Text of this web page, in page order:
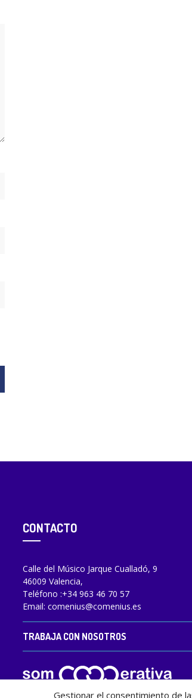
Gestionar el consentimiento de
CONTACTO
Calle del Músico Jarque Cualladó, 9
46009 Valencia,
Teléfono :+34 963 46 70 57
Email: comenius@comenius.es
TRABAJA CON NOSOTROS